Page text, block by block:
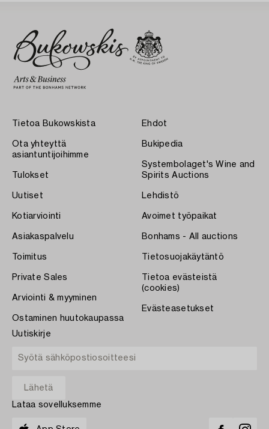
Tietoa Bukowskista
Ota yhteyttä
asiantuntijoihimme
Tulokset
Uutiset
Kotiarviointi
Asiakaspalvelu
Toimitus
Private Sales
Arviointi & myyminen
Ostaminen huutokaupassa
Ehdot
Bukipedia
Systembolaget's Wine and
Spirits Auctions
Lehdistö
Avoimet työpaikat
Bonhams - All auctions
Tietosuojakäytäntö
Tietoa evästeistä
(cookies)
Evästeasetukset
Uutiskirje
Lataa sovelluksemme